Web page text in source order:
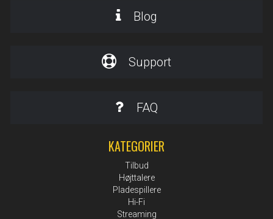
Blog
Support
FAQ
KATEGORIER
Tilbud
Højttalere
Pladespillere
Hi-Fi
Streaming